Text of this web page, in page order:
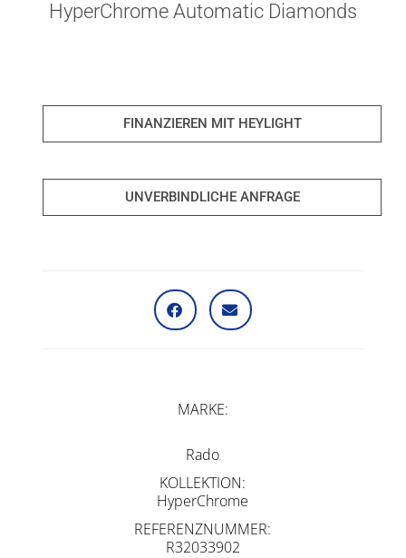
HyperChrome Automatic Diamonds
FINANZIEREN MIT HEYLIGHT
UNVERBINDLICHE ANFRAGE
MARKE
Rado
KOLLEKTION
HyperChrome
REFERENZNUMMER
R32033902